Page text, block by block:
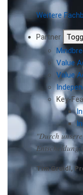
Weitere
Partner
Value
Value
Key-
"Durch
Tim Gruidl,